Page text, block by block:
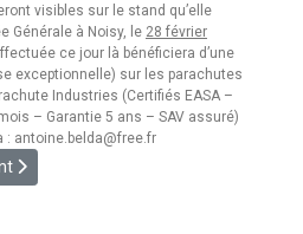
visibles sur le stand qu’elle
Générale à Noisy, le 28 février
ce jour là bénéficiera d’une
exceptionnelle) sur les parachutes
Industries (Certifiés EASA –
– Garantie 5 ans – SAV assuré)
: antoine.belda@free.fr
Saison 2009
suivant : [PARTENARIAT] Glider Service